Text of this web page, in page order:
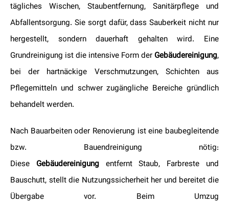
tägliches Wischen, Staubentfernung, Sanitärpflege und
Abfallentsorgung. Sie sorgt dafür, dass Sauberkeit nicht nur
hergestellt, sondern dauerhaft gehalten wird. Eine
Grundreinigung ist die intensive Form der Gebäudereinigung,
bei der hartnäckige Verschmutzungen, Schichten aus
Pflegemitteln und schwer zugängliche Bereiche gründlich
behandelt werden.
Nach Bauarbeiten oder Renovierung ist eine baubegleitende
bzw. Bauendreinigung nötig:
Diese Gebäudereinigungentfernt Staub, Farbreste und
Bauschutt, stellt die Nutzungssicherheit her und bereitet die
Übergabe vor. Beim Umzug